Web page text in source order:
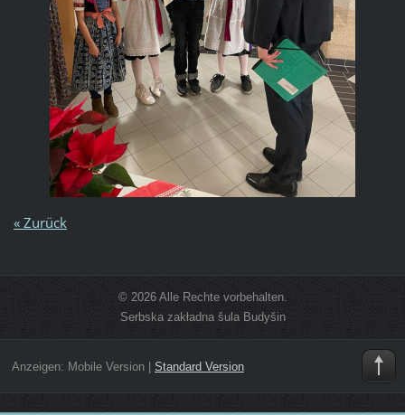
« Zurück
© 2026 Alle Rechte vorbehalten.
Serbska zakładna šula Budyšin
Anzeigen: Mobile Version| Standard Version